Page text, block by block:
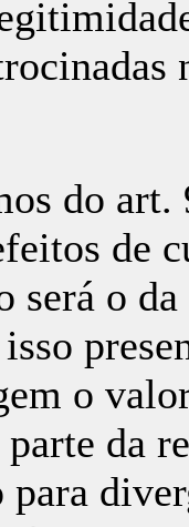
art.
de
será o
o
da